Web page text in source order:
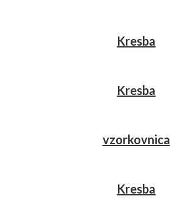
Kresba
Kresba
vzorkovnica
Kresba